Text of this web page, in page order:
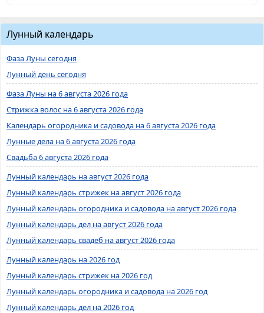
Лунный календарь
Фаза Луны сегодня
Лунный день сегодня
Фаза Луны на 6 августа 2026 года
Стрижка волос на 6 августа 2026 года
Календарь огородника и садовода на 6 августа 2026 года
Лунные дела на 6 августа 2026 года
Свадьба 6 августа 2026 года
Лунный календарь на август 2026 года
Лунный календарь стрижек на август 2026 года
Лунный календарь огородника и садовода на август 2026 года
Лунный календарь дел на август 2026 года
Лунный календарь свадеб на август 2026 года
Лунный календарь на 2026 год
Лунный календарь стрижек на 2026 год
Лунный календарь огородника и садовода на 2026 год
Лунный календарь дел на 2026 год